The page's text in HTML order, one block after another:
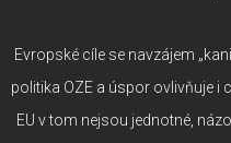
Evropské cíle se navzájem
politika OZE a úspor ovlivňuje i
EU v tom nejsou jednotné,